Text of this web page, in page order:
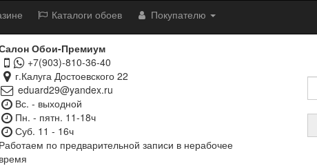
Каталоги обоев Покупателю
Обои-Премиум
+7(903)-810-36-40
г.Калуга Достоевского 22
eduard29@yandex.ru
Вс. - выходной
Пн. - пятн. 11-18ч
Суб. 11 - 16ч
Работаем по предварительной записи в нерабочее
время